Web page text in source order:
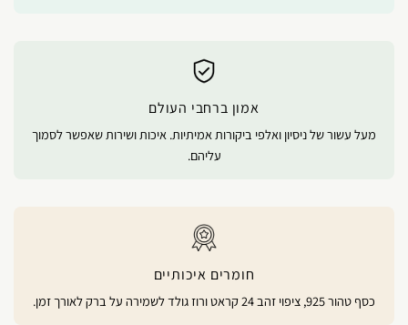
אמון ברחבי העולם
מעל עשור של ניסיון ואלפי ביקורות אמיתיות. איכות ושירות שאפשר לסמוך
עליהם.
חומרים איכותיים
כסף טהור 925, ציפוי זהב 24 קראט ורוז גולד לשמירה על ברק לאורך זמן.